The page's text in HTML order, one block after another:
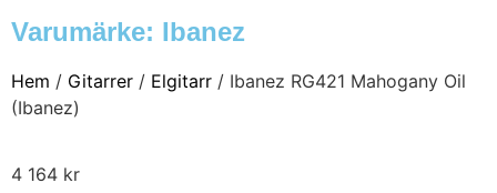
Varumärke: Ibanez
Hem / Gitarrer / Elgitarr / Ibanez RG421 Mahogany Oil
(Ibanez)
4 164 kr